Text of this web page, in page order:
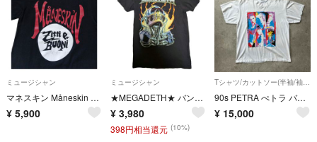
ミュージシャン
マネスキン Måneskin Zitti e Buoni バンド Tシャツ Mサイズ ブラック
¥ 5,900
ミュージシャン
★MEGADETH★ バンドTシャツビンテージ
¥ 3,980
398円相当還元 (10%)
Tシャツ/カットソー(半袖/袖なし)
90s PETRA ぺトラ バンドtシャツ/ツアーtシャツ XL ホワイト
¥ 15,000